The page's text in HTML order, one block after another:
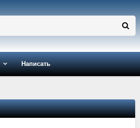
Написать